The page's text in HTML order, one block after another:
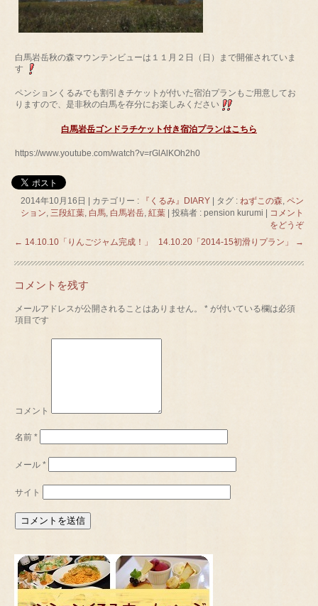
白馬岩岳秋の森マウンテンビューは１１月２日（日）まで開催されていま
す
ペンションくるみでも割引きチケットが付いた宿泊プランもご用意してお
りますので、是非秋の白馬を存分にお楽しみください
白馬岩岳ゴンドラチケット付き宿泊プランはこちら
https://www.youtube.com/watch?v=rGlAlKOh2h0
2014年10月16日 カテゴリー : 『くるみ』DIARY タグ : ねずこの森, ペン
ション, 三段紅葉, 白馬, 白馬岩岳, 紅葉 投稿者 : pension kurumi
コメント
をどうぞ
← 14.10.10「りんごジャム完成！」 14.10.20「2014-15初滑りプラン」 →
コメントを残す
メールアドレスが公開されることはありません。 * が付いている欄は必須
項目です
コメント
名前*
メール*
サイト